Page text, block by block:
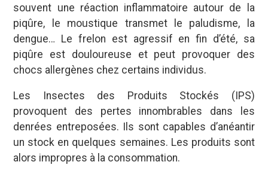
souvent une réaction inflammatoire autour de la
piqûre, le moustique transmet le paludisme, la
dengue… Le frelon est agressif en fin d’été, sa
piqûre est douloureuse et peut provoquer des
chocs allergènes chez certains individus.
Les Insectes des Produits Stockés (IPS)
provoquent des pertes innombrables dans les
denrées entreposées. Ils sont capables d’anéantir
un stock en quelques semaines. Les produits sont
alors impropres à la consommation.